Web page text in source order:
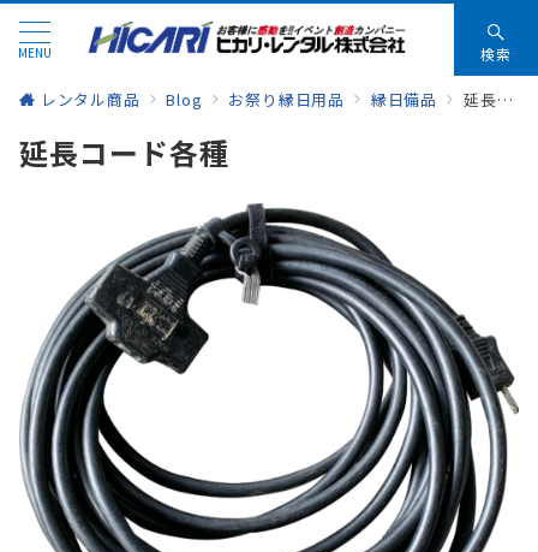
MENU 検索
レンタル商品 Blog お祭り縁日用品 縁日備品 延長コード各種
延長コード各種